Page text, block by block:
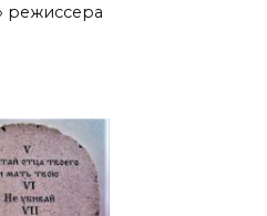
режиссера